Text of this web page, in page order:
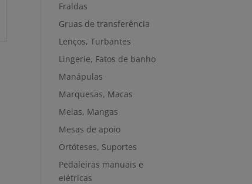
Fraldas
Gruas de transferência
Lenços, Turbantes
Lingerie, Fatos de banho
Manápulas
Marquesas, Macas
Meias, Mangas
Mesas de apoio
Ortóteses, Suportes
Pedaleiras manuais e
elétricas